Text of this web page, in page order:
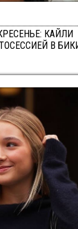
КАЙЛИ
В